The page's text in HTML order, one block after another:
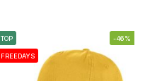
TOP
FREEDAYS
-46%